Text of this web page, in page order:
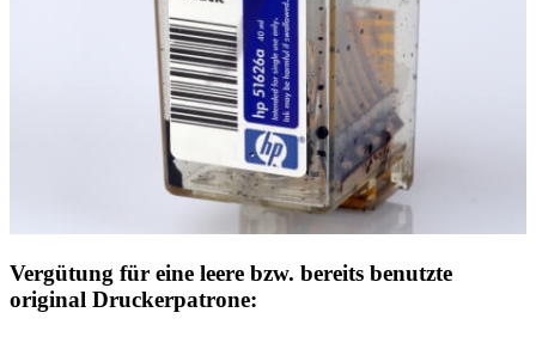
Vergütung für eine leere bzw. bereits benutzte
original Druckerpatrone: